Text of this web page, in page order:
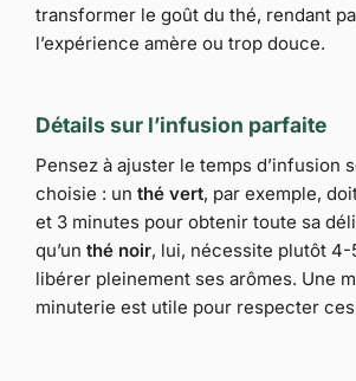
transformer le goût du thé, rendant
l’expérience amère ou trop douce.
Détails sur l’infusion parfaite
Pensez à ajuster le temps d’infusion
choisie : un thé vert, par exemple,
et 3 minutes pour obtenir toute sa
qu’un thé noir, lui, nécessite plutôt
libérer pleinement ses arômes. Une
minuterie est utile pour respecter